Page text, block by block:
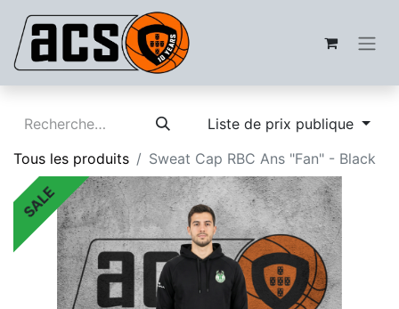
Liste de prix publique
Tous les produits
Sweat Cap RBC Ans "Fan" - Black
SALE